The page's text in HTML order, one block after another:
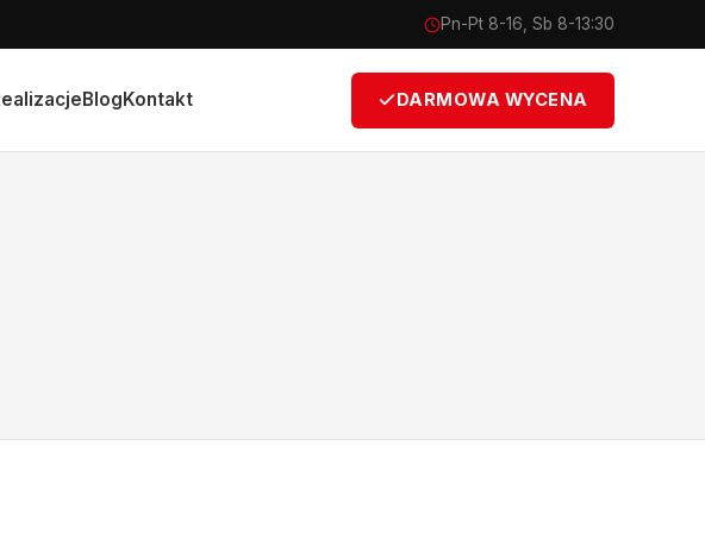
Pn-Pt 8-16, Sb 8-13:30
BlogKontakt DARMOWA WYCENA